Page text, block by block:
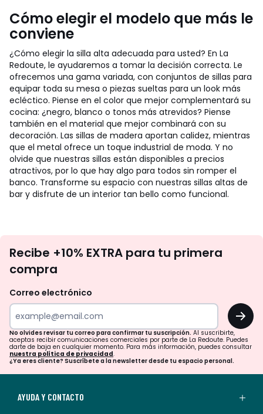
Cómo elegir el modelo que más le
conviene
¿Cómo elegir la silla alta adecuada para usted? En La
Redoute, le ayudaremos a tomar la decisión correcta. Le
ofrecemos una gama variada, con conjuntos de sillas para
equipar toda su mesa o piezas sueltas para un look más
ecléctico. Piense en el color que mejor complementará su
cocina: ¿negro, blanco o tonos más atrevidos? Piense
también en el material que mejor combinará con su
decoración. Las sillas de madera aportan calidez, mientras
que el metal ofrece un toque industrial de moda. Y no
olvide que nuestras sillas están disponibles a precios
atractivos, por lo que hay algo para todos sin romper el
banco. Transforme su espacio con nuestras sillas altas de
bar y disfrute de un interior tan bello como funcional.
te
tu
para
confirmar
tu
suscripción.
Recibe +10% EXTRA para tu primera
compra
Correo electrónico
OK
No olvides revisar tu correo para confirmar tu suscripción. Al suscribirte,
aceptas recibir comunicaciones comerciales por parte de La Redoute. Puedes
darte de baja en cualquier momento. Para más información, puedes consultar
nuestra política de privacidad.
¿Ya eres cliente? Suscríbete a la newsletter desde tu espacio personal.
AYUDA Y CONTACTO